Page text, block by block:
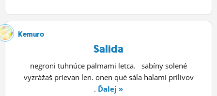
Kemuro
Salida
negroni tuhnúce palmami letca. sabíny solené
vyzrážaš prievan len. onen qué sála halami prílivov
. Ďalej »